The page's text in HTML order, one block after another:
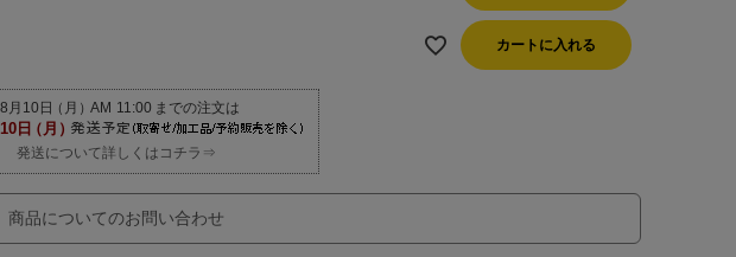
カートに入れる
発送について詳しくはコチラ⇒
商品についてのお問い合わせ